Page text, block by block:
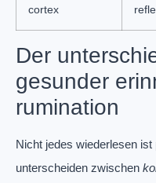
cortex
Der
gesunder
rumination
Nicht jedes wiederlesen
unterscheiden zwischen